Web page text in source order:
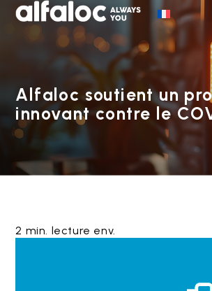
Alfaloc soutient un
innovant contre le
2 min. lecture env.